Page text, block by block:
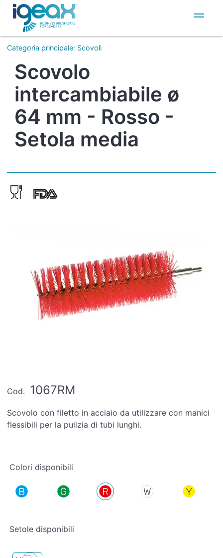
IT
EN
Categoria principale: Scovoli
Scovolo
intercambiabile ø
64 mm - Rosso -
Setola media
Cod. 1067RM
Scovolo con filetto in acciaio da utilizzare con manici
flessibili per la pulizia di tubi lunghi.
Colori disponibili
Setole disponibili